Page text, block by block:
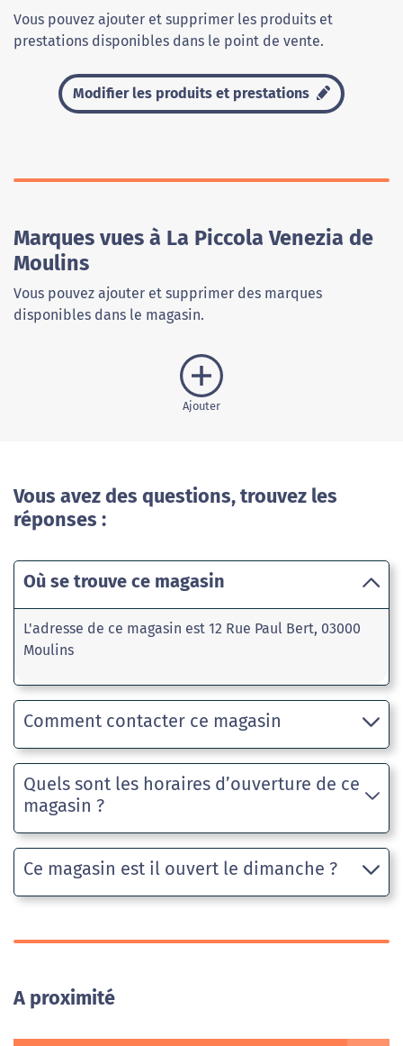
Vous pouvez ajouter et supprimer les produits et
prestations disponibles dans le point de vente.
Modifier les produits et prestations
Marques vues à La Piccola Venezia de
Moulins
Vous pouvez ajouter et supprimer des marques
disponibles dans le magasin.
Ajouter
Vous avez des questions, trouvez les
réponses :
Où se trouve ce magasin
L'adresse de ce magasin est 12 Rue Paul Bert, 03000
Moulins
Comment contacter ce magasin
Quels sont les horaires d’ouverture de ce
magasin ?
Ce magasin est il ouvert le dimanche ?
A proximité